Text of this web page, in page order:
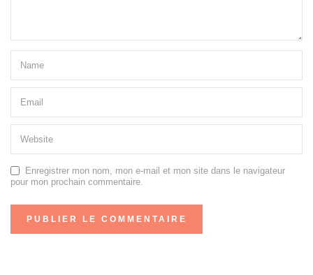
Enregistrer mon nom, mon e-mail et mon site dans le navigateur
pour mon prochain commentaire.